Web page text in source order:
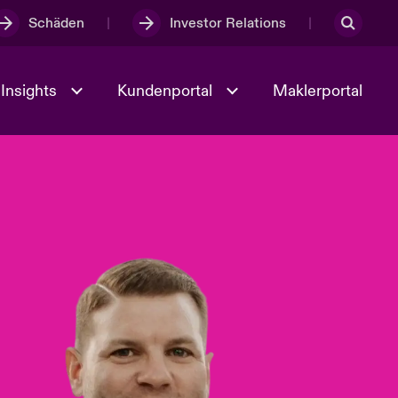
Schäden Investor Relations
Full Spectrum Cyber
Kundenportal Maklerportal